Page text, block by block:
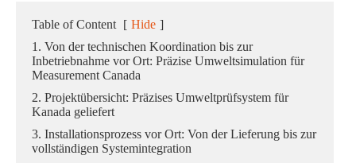
Table of Content [ Hide ]
1. Von der technischen Koordination bis zur
Inbetriebnahme vor Ort: Präzise Umweltsimulation für
Measurement Canada
2. Projektübersicht: Präzises Umweltprüfsystem für
Kanada geliefert
3. Installationsprozess vor Ort: Von der Lieferung bis zur
vollständigen Systemintegration